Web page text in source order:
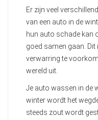
Er zijn veel
van een auto in de
hun auto schade kan
goed samen gaan. Dit
verwarring te
wereld uit.
Je auto wassen in de
winter wordt het
steeds zout wordt